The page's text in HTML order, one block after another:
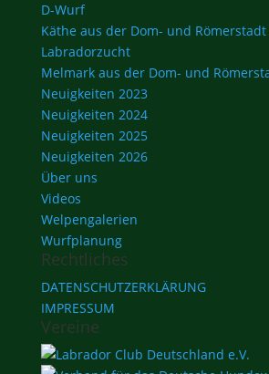
D-Wurf
Käthe aus der Dom- und Römerstadt
Labradorzucht
Melmark aus der Dom- und
Neuigkeiten 2023
Neuigkeiten 2024
Neuigkeiten 2025
Neuigkeiten 2026
Über uns
Videos
Welpengalerien
Wurfplanung
Rechtliches
DATENSCHUTZERKLÄRUNG
IMPRESSUM
Vereine